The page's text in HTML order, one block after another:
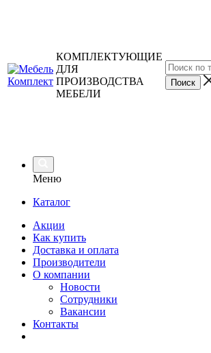
КОМПЛЕКТУЮЩИЕ
ДЛЯ
ПРОИЗВОДСТВА
МЕБЕЛИ
Меню
Каталог
Акции
Как купить
Доставка и оплата
Производители
О компании
Новости
Сотрудники
Вакансии
Контакты